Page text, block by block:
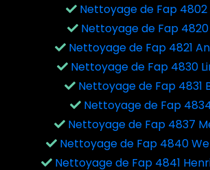
Nettoyage de Fap 4802
Nettoyage de Fap 4820
Nettoyage de Fap 4821
Nettoyage de Fap 4830
Nettoyage de Fap 4831
Nettoyage de Fap
Nettoyage de Fap 4837
Nettoyage de Fap 4840
Nettoyage de Fap 4841